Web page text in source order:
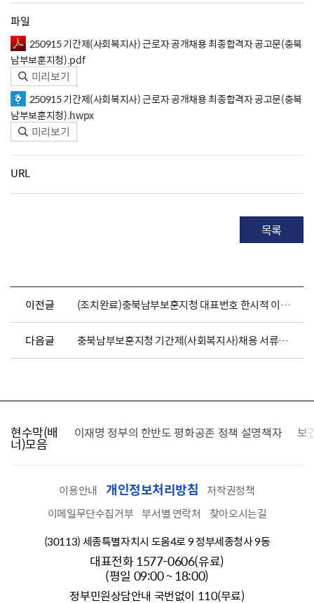
파일
250915 기간제(사회복지사) 근로자 공개채용 최종합격자 공고문(충북
남부보훈지청).pdf
미리보기
250915 기간제(사회복지사) 근로자 공개채용 최종합격자 공고문(충북
남부보훈지청).hwpx
미리보기
URL
목록
이전글 (조치완료)충북남부보훈지청 대표번호 한시적 이용불가 공지
다음글 충북남부보훈지청 기간제(사회복지사)채용 서류심사 합격자 발표 및 면접일정 공고
현수막(배
너)모음
찾습니다 이재명 정부의 한반도 평화공존 정책 설명책자 보
이용안내 개인정보처리방침
저작권정책
이메일무단수집거부 부서별 연락처
찾아오시는길
(30113) 세종특별자치시 도움4로 9 정부세종청사 9동
대표전화 1577-0606(유료)
(평일 09:00 ~ 18:00)
정부민원상담안내 국번없이 110(무료)